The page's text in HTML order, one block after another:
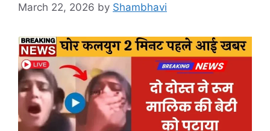
March 22, 2026 by Shambhavi